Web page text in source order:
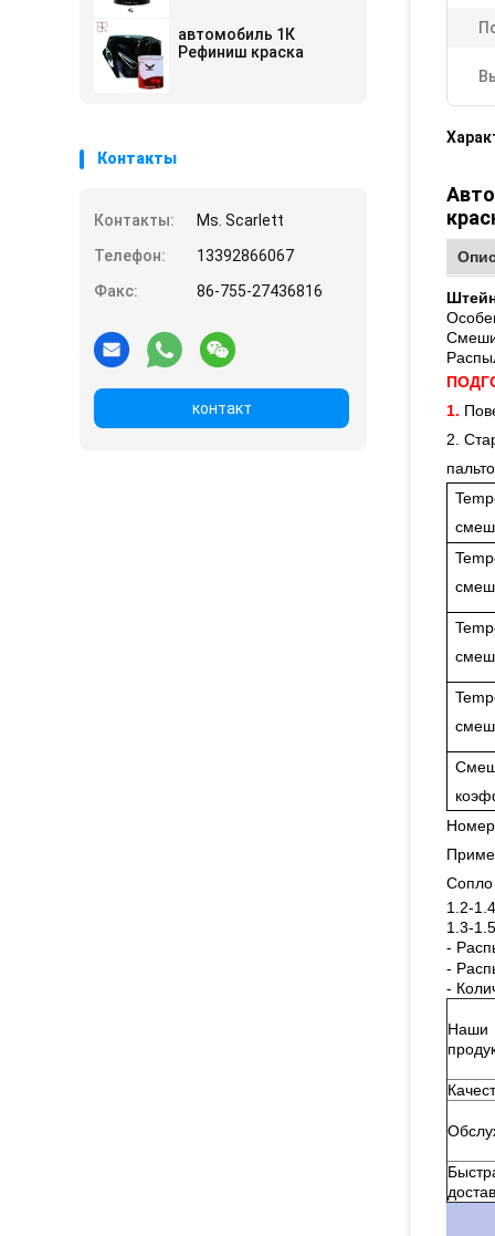
автомобиль 1К
Рефиниш краска
Контакты
Контакты:
Ms. Scarlett
Телефон:
13392866067
Факс:
86-755-27436816
контакт
1.
2.
Номер
1.2-
1.3-
-
-
-
Наши